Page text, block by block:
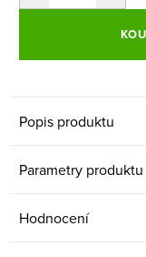
Popis produktu
Parametry produktu
Hodnocení